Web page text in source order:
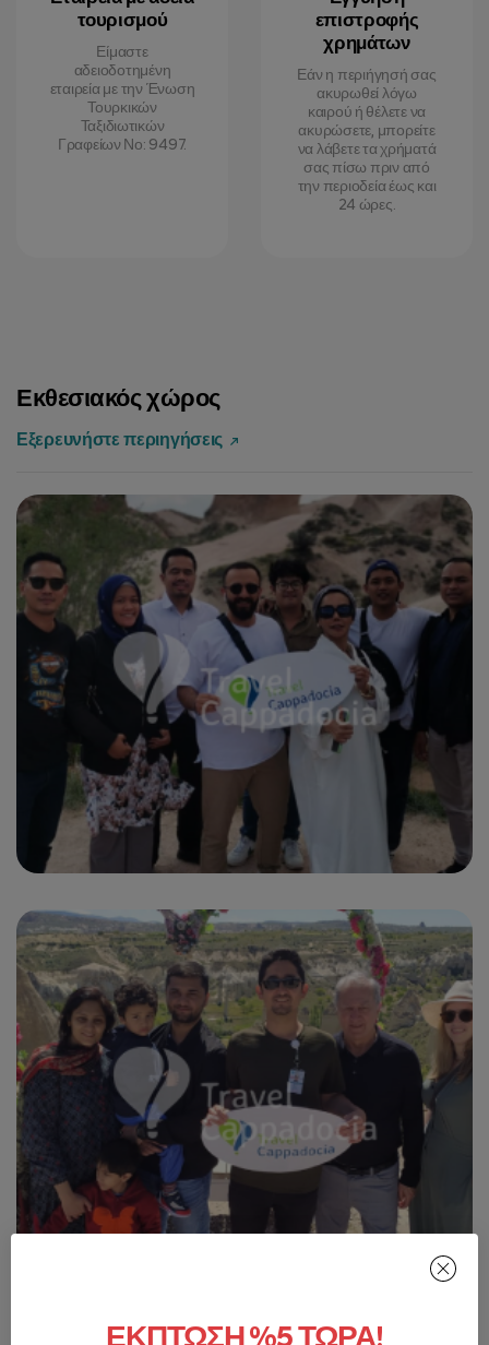
τουρισμού
Είμαστε
αδειοδοτημένη
εταιρεία με την Ένωση
Τουρκικών
Ταξιδιωτικών
Γραφείων Νο: 9497.
επιστροφής
χρημάτων
Εάν η περιήγησή σας
ακυρωθεί λόγω
καιρού ή θέλετε να
ακυρώσετε, μπορείτε
να λάβετε τα χρήματά
σας πίσω πριν από
την περιοδεία έως και
24 ώρες.
Εκθεσιακός χώρος
Εξερευνήστε περιηγήσεις
ΕΚΠΤΩΣΗ %5 ΤΩΡΑ!